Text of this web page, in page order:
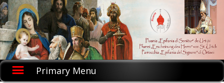
Skip
to
content
Primary Menu